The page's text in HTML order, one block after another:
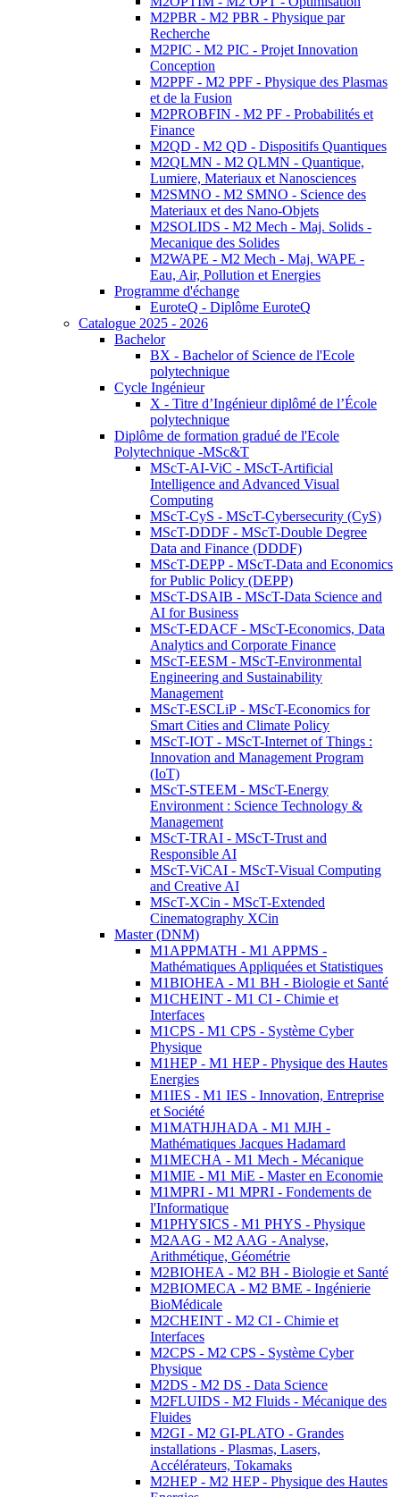
M2PBR - M2 PBR - Physique par
Recherche
M2PIC - M2 PIC - Projet Innovation
Conception
M2PPF - M2 PPF - Physique des Plasmas
et de la Fusion
M2PROBFIN - M2 PF - Probabilités et
Finance
M2QD - M2 QD - Dispositifs Quantiques
M2QLMN - M2 QLMN - Quantique,
Lumiere, Materiaux et Nanosciences
M2SMNO - M2 SMNO - Science des
Materiaux et des Nano-Objets
M2SOLIDS - M2 Mech - Maj. Solids -
Mecanique des Solides
M2WAPE - M2 Mech - Maj. WAPE -
Eau, Air, Pollution et Energies
Programme d'échange
EuroteQ - Diplôme EuroteQ
Catalogue 2025 - 2026
Bachelor
BX - Bachelor of Science de l'Ecole
polytechnique
Cycle Ingénieur
X - Titre d’Ingénieur diplômé de l’École
polytechnique
Diplôme de formation gradué de l'Ecole
Polytechnique -MSc&T
MScT-AI-ViC - MScT-Artificial
Intelligence and Advanced Visual
Computing
MScT-CyS - MScT-Cybersecurity (CyS)
MScT-DDDF - MScT-Double Degree
Data and Finance (DDDF)
MScT-DEPP - MScT-Data and Economics
for Public Policy (DEPP)
MScT-DSAIB - MScT-Data Science and
AI for Business
MScT-EDACF - MScT-Economics, Data
Analytics and Corporate Finance
MScT-EESM - MScT-Environmental
Engineering and Sustainability
Management
MScT-ESCLiP - MScT-Economics for
Smart Cities and Climate Policy
MScT-IOT - MScT-Internet of Things :
Innovation and Management Program
(IoT)
MScT-STEEM - MScT-Energy
Environment : Science Technology &
Management
MScT-TRAI - MScT-Trust and
Responsible AI
MScT-ViCAI - MScT-Visual Computing
and Creative AI
MScT-XCin - MScT-Extended
Cinematography XCin
Master (DNM)
M1APPMATH - M1 APPMS -
Mathématiques Appliquées et Statistiques
M1BIOHEA - M1 BH - Biologie et Santé
M1CHEINT - M1 CI - Chimie et
Interfaces
M1CPS - M1 CPS - Système Cyber
Physique
M1HEP - M1 HEP - Physique des Hautes
Energies
M1IES - M1 IES - Innovation, Entreprise
et Société
M1MATHJHADA - M1 MJH -
Mathématiques Jacques Hadamard
M1MECHA - M1 Mech - Mécanique
M1MIE - M1 MiE - Master en Economie
M1MPRI - M1 MPRI - Fondements de
l'Informatique
M1PHYSICS - M1 PHYS - Physique
M2AAG - M2 AAG - Analyse,
Arithmétique, Géométrie
M2BIOHEA - M2 BH - Biologie et Santé
M2BIOMECA - M2 BME - Ingénierie
BioMédicale
M2CHEINT - M2 CI - Chimie et
Interfaces
M2CPS - M2 CPS - Système Cyber
Physique
M2DS - M2 DS - Data Science
M2FLUIDS - M2 Fluids - Mécanique des
Fluides
M2GI - M2 GI-PLATO - Grandes
installations - Plasmas, Lasers,
Accélérateurs, Tokamaks
M2HEP - M2 HEP - Physique des Hautes